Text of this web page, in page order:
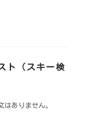
ト（スキー検
ありません。